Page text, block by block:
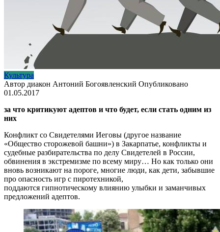
Культура
Автор диакон Антоний Богоявленский Опубликовано
01.05.2017
за что критикуют адептов и что будет, если стать одним из
них
Конфликт со Свидетелями Иеговы (другое название
«Общество сторожевой башни») в Закарпатье, конфликты и
судебные разбирательства по делу Свидетелей в России,
обвинения в экстремизме по всему миру… Но как только они
вновь возникают на пороге, многие люди, как дети, забывшие
про опасность игр с пиротехникой,
поддаются гипнотическому влиянию улыбки и заманчивых
предложений адептов.